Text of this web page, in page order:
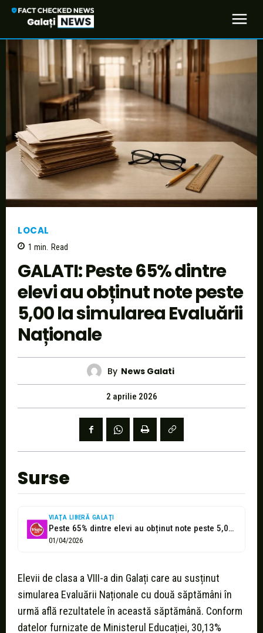
LOCAL
1 min. Read
GALATI: Peste 65% dintre
elevi au obținut note peste
5,00 la simularea Evaluării
Naționale
By News Galati
2 aprilie 2026
Surse
VIAŢA LIBERĂ GALAŢI
Peste 65% dintre elevi au obținut note peste 5,00 la simularea Evaluării...
01/04/2026
Elevii de clasa a VIII-a din Galați care au susținut
simularea Evaluării Naționale cu două săptămâni în
urmă află rezultatele în această săptămână. Conform
datelor furnizate de Ministerul Educației, 30,13%